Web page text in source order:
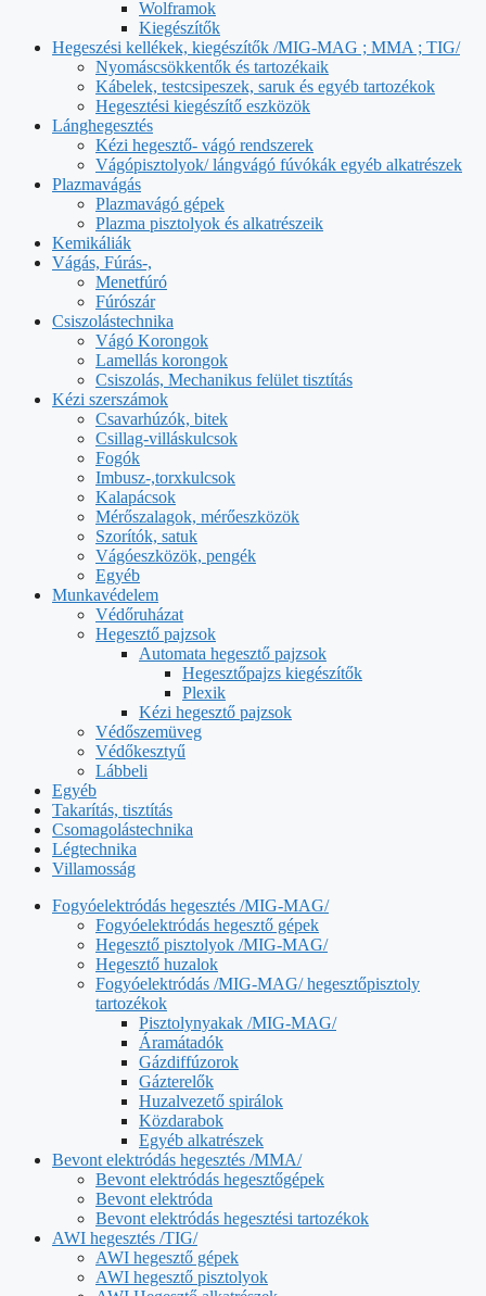
Wolframok
Kiegészítők
Hegeszési kellékek, kiegészítők /MIG-MAG ; MMA ; TIG/
Nyomáscsökkentők és tartozékaik
Kábelek, testcsipeszek, saruk és egyéb tartozékok
Hegesztési kiegészítő eszközök
Lánghegesztés
Kézi hegesztő- vágó rendszerek
Vágópisztolyok/ lángvágó fúvókák egyéb alkatrészek
Plazmavágás
Plazmavágó gépek
Plazma pisztolyok és alkatrészeik
Kemikáliák
Vágás, Fúrás-,
Menetfúró
Fúrószár
Csiszolástechnika
Vágó Korongok
Lamellás korongok
Csiszolás, Mechanikus felület tisztítás
Kézi szerszámok
Csavarhúzók, bitek
Csillag-villáskulcsok
Fogók
Imbusz-,torxkulcsok
Kalapácsok
Mérőszalagok, mérőeszközök
Szorítók, satuk
Vágóeszközök, pengék
Egyéb
Munkavédelem
Védőruházat
Hegesztő pajzsok
Automata hegesztő pajzsok
Hegesztőpajzs kiegészítők
Plexik
Kézi hegesztő pajzsok
Védőszemüveg
Védőkesztyű
Lábbeli
Egyéb
Takarítás, tisztítás
Csomagolástechnika
Légtechnika
Villamosság
Fogyóelektródás hegesztés /MIG-MAG/
Fogyóelektródás hegesztő gépek
Hegesztő pisztolyok /MIG-MAG/
Hegesztő huzalok
Fogyóelektródás /MIG-MAG/ hegesztőpisztoly
tartozékok
Pisztolynyakak /MIG-MAG/
Áramátadók
Gázdiffúzorok
Gázterelők
Huzalvezető spirálok
Közdarabok
Egyéb alkatrészek
Bevont elektródás hegesztés /MMA/
Bevont elektródás hegesztőgépek
Bevont elektróda
Bevont elektródás hegesztési tartozékok
AWI hegesztés /TIG/
AWI hegesztő gépek
AWI hegesztő pisztolyok